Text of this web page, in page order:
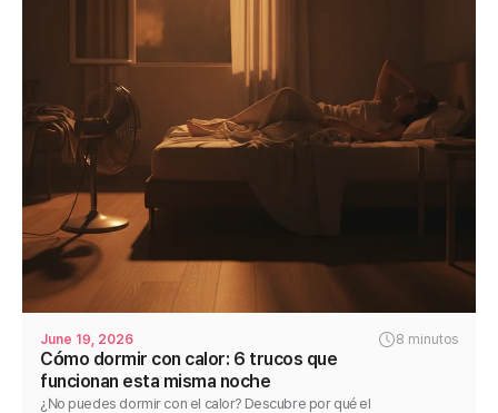
June 19, 2026 8 minutos
Cómo dormir con calor: 6 trucos que
funcionan esta misma noche
¿No puedes dormir con el calor? Descubre por qué el